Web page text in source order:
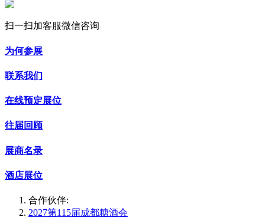
扫一扫加客服微信咨询
为何参展
联系我们
在线预定展位
往届回顾
展商名录
酒店展位
合作伙伴:
2027第115届成都糖酒会